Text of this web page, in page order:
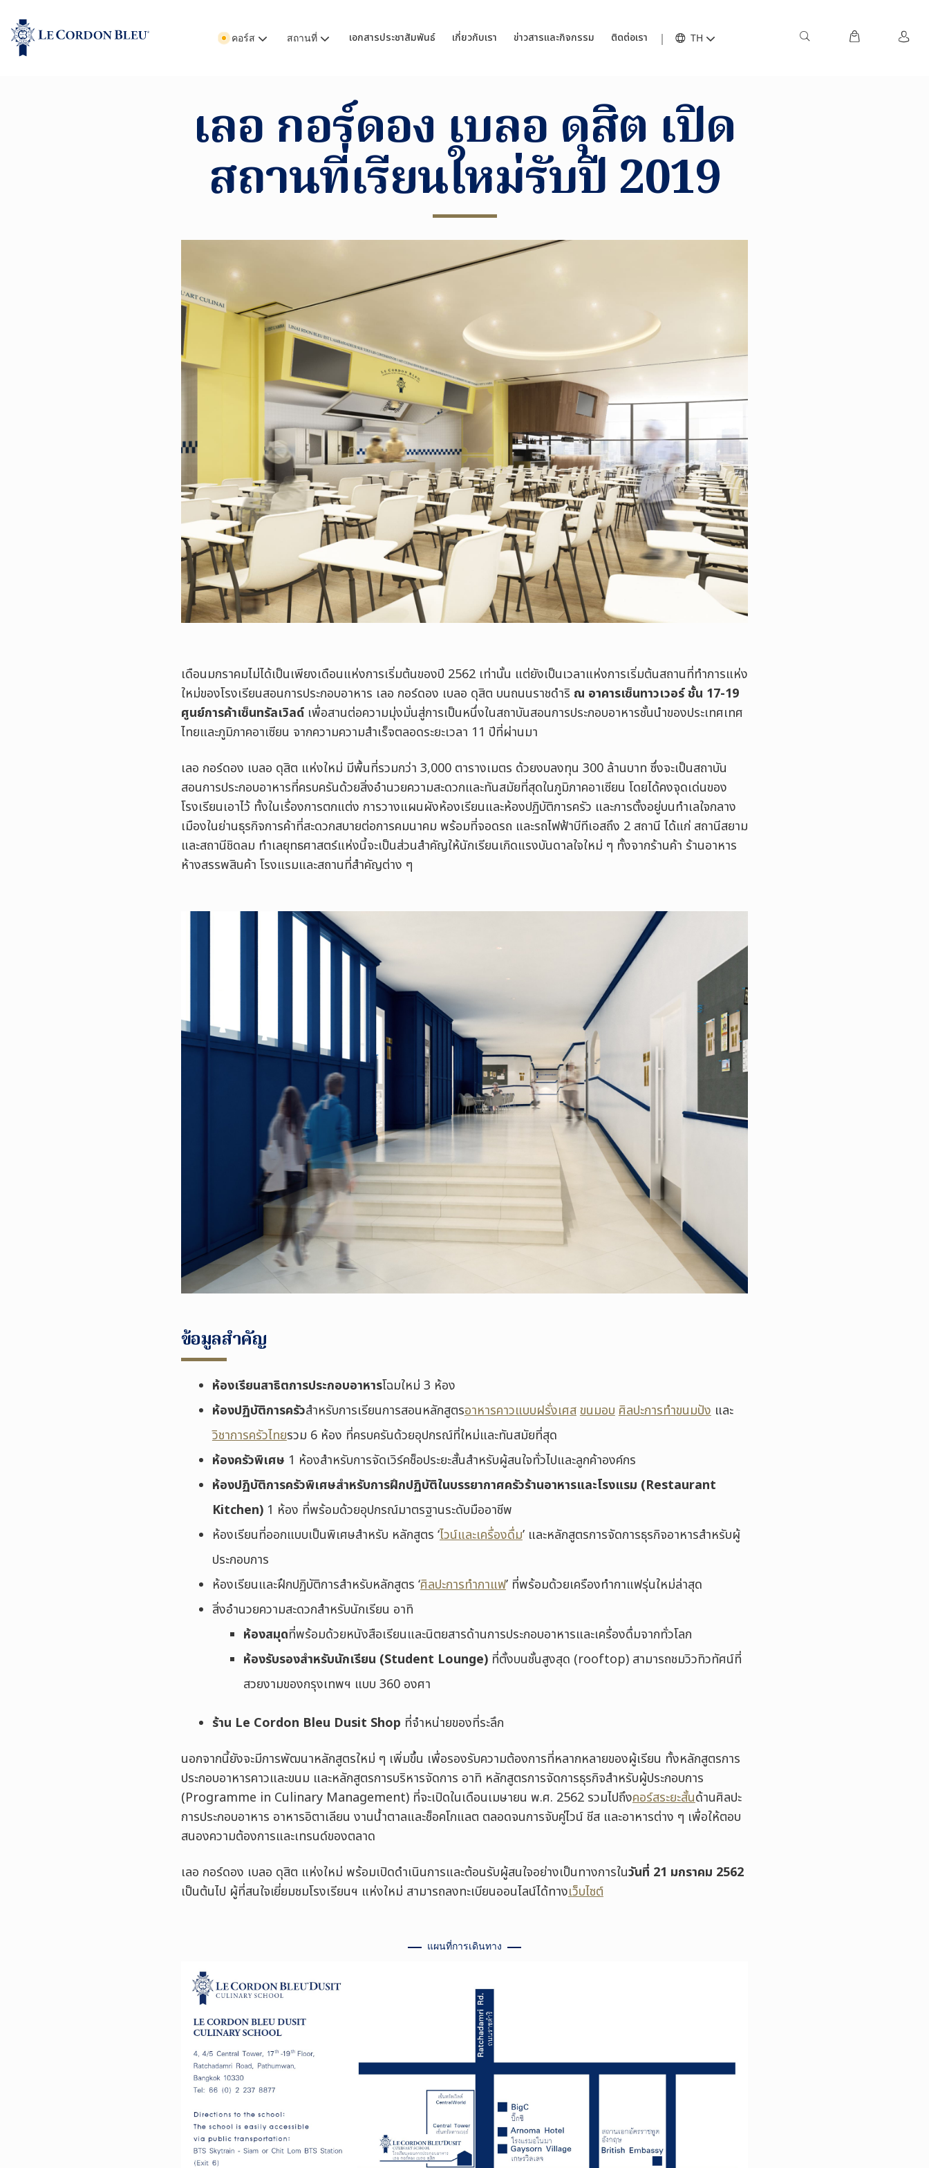
คอร์ส สถานที่ เอกสารประชาสัมพันธ์ เกี่ยวกับเรา ข่าวสารและกิจกรรม ติดต่อเรา TH
เลอ กอร์ดอง เบลอ ดุสิต เปิด
สถานที่เรียนใหม่รับปี 2019
เดือนมกราคมไม่ได้เป็นเพียงเดือนแห่งการเริ่มต้นของปี 2562 เท่านั้น แต่ยังเป็นเวลาแห่งการเริ่มต้นสถานที่ทำการแห่ง
ใหม่ของโรงเรียนสอนการประกอบอาหาร เลอ กอร์ดอง เบลอ ดุสิต บนถนนราชดำริ ณ อาคารเซ็นทาวเวอร์ ชั้น 17-19
ศูนย์การค้าเซ็นทรัลเวิลด์ เพื่อสานต่อความมุ่งมั่นสู่การเป็นหนึ่งในสถาบันสอนการประกอบอาหารชั้นนำของประเทศเทศ
ไทยและภูมิภาคอาเซียน จากความความสำเร็จตลอดระยะเวลา 11 ปีที่ผ่านมา
เลอ กอร์ดอง เบลอ ดุสิต แห่งใหม่ มีพื้นที่รวมกว่า 3,000 ตารางเมตร ด้วยงบลงทุน 300 ล้านบาท ซึ่งจะเป็นสถาบัน
สอนการประกอบอาหารที่ครบครันด้วยสิ่งอำนวยความสะดวกและทันสมัยที่สุดในภูมิภาคอาเซียน โดยได้คงจุดเด่นของ
โรงเรียนเอาไว้ ทั้งในเรื่องการตกแต่ง การวางแผนผังห้องเรียนและห้องปฏิบัติการครัว และการตั้งอยู่บนทำเลใจกลาง
เมืองในย่านธุรกิจการค้าที่สะดวกสบายต่อการคมนาคม พร้อมที่จอดรถ และรถไฟฟ้าบีทีเอสถึง 2 สถานี ได้แก่ สถานีสยาม
และสถานีชิดลม ทำเลยุทธศาสตร์แห่งนี้จะเป็นส่วนสำคัญให้นักเรียนเกิดแรงบันดาลใจใหม่ ๆ ทั้งจากร้านค้า ร้านอาหาร
ห้างสรรพสินค้า โรงแรมและสถานที่สำคัญต่าง ๆ
ข้อมูลสำคัญ
ห้องเรียนสาธิตการประกอบอาหารโฉมใหม่ 3 ห้อง
ห้องปฏิบัติการครัวสำหรับการเรียนการสอนหลักสูตรอาหารคาวแบบฝรั่งเศสขนมอบศิลปะการทำขนมปังและ
วิชาการครัวไทยรวม 6 ห้อง ที่ครบครันด้วยอุปกรณ์ที่ใหม่และทันสมัยที่สุด
ห้องครัวพิเศษ 1 ห้องสำหรับการจัดเวิร์คช็อประยะสั้นสำหรับผู้สนใจทั่วไปและลูกค้าองค์กร
ห้องปฏิบัติการครัวพิเศษสำหรับการฝึกปฏิบัติในบรรยากาศครัวร้านอาหารและโรงแรม (Restaurant
Kitchen)1 ห้อง ที่พร้อมด้วยอุปกรณ์มาตรฐานระดับมืออาชีพ
ห้องเรียนที่ออกแบบเป็นพิเศษสำหรับ หลักสูตร ‘ไวน์และเครื่องดื่ม’ และหลักสูตรการจัดการธุรกิจอาหารสำหรับผู้
ประกอบการ
ห้องเรียนและฝึกปฏิบัติการสำหรับหลักสูตร ‘ศิลปะการทำกาแฟ’ ที่พร้อมด้วยเครืองทำกาแฟรุ่นใหม่ล่าสุด
สิ่งอำนวยความสะดวกสำหรับนักเรียน อาทิ
ห้องสมุดที่พร้อมด้วยหนังสือเรียนและนิตยสารด้านการประกอบอาหารและเครื่องดื่มจากทั่วโลก
ห้องรับรองสำหรับนักเรียน (Student Lounge)ที่ตั้งบนชั้นสูงสุด (rooftop) สามารถชมวิวทิวทัศน์ที่
สวยงามของกรุงเทพฯ แบบ 360 องศา
ร้าน Le Cordon Bleu Dusit Shop ที่จำหน่ายของที่ระลึก
นอกจากนี้ยังจะมีการพัฒนาหลักสูตรใหม่ ๆ เพิ่มขึ้น เพื่อรองรับความต้องการที่หลากหลายของผู้เรียน ทั้งหลักสูตรการ
ประกอบอาหารคาวและขนม และหลักสูตรการบริหารจัดการ อาทิ หลักสูตรการจัดการธุรกิจสำหรับผู้ประกอบการ
(Programme in Culinary Management) ที่จะเปิดในเดือนเมษายน พ.ศ. 2562 รวมไปถึงคอร์สระยะสั้นด้านศิลปะ
การประกอบอาหาร อาหารอิตาเลียน งานน้ำตาลและช็อคโกแลต ตลอดจนการจับคู่ไวน์ ชีส และอาหารต่าง ๆ เพื่อให้ตอบ
สนองความต้องการและเทรนด์ของตลาด
เลอ กอร์ดอง เบลอ ดุสิต แห่งใหม่ พร้อมเปิดดำเนินการและต้อนรับผู้สนใจอย่างเป็นทางการในวันที่ 21 มกราคม 2562
เป็นต้นไป ผู้ที่สนใจเยี่ยมชมโรงเรียนฯ แห่งใหม่ สามารถลงทะเบียนออนไลน์ได้ทางเว็บไซต์
แผนที่การเดินทาง